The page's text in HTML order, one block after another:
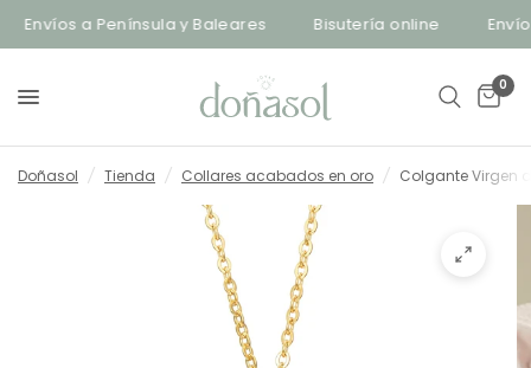
Envíos a Península y Baleares Bisutería online
0
Doñasol / Tienda / Collares acabados en oro / Colgante Virgen